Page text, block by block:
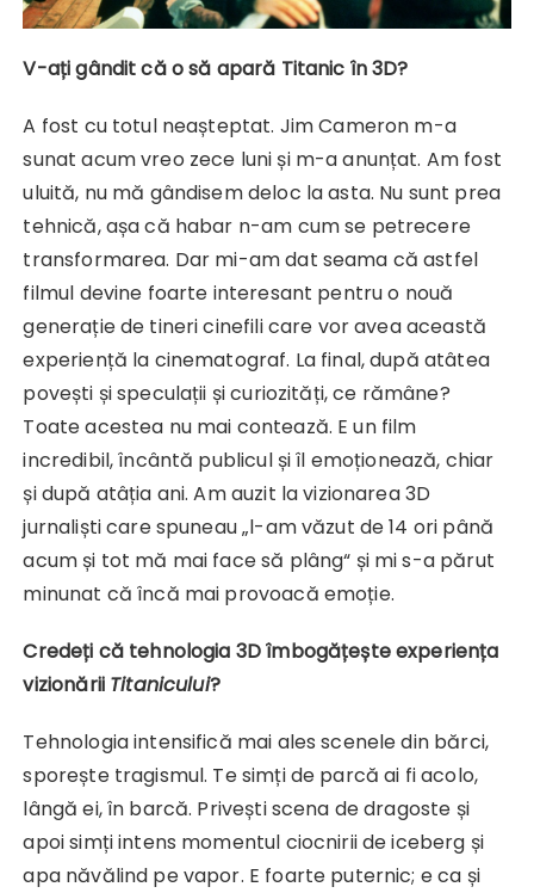
V-ați gândit că o să apară Titanic în 3D?
A fost cu totul neașteptat. Jim Cameron m-a
sunat acum vreo zece luni și m-a anunțat. Am fost
uluită, nu mă gândisem deloc la asta. Nu sunt prea
tehnică, așa că habar n-am cum se petrecere
transformarea. Dar mi-am dat seama că astfel
filmul devine foarte interesant pentru o nouă
generație de tineri cinefili care vor avea această
experiență la cinematograf. La final, după atâtea
povești și speculații și curiozități, ce rămâne?
Toate acestea nu mai contează. E un film
incredibil, încântă publicul și îl emoționează, chiar
și după atâția ani. Am auzit la vizionarea 3D
jurnaliști care spuneau „l-am văzut de 14 ori până
acum și tot mă mai face să plâng“ și mi s-a părut
minunat că încă mai provoacă emoție.
Credeți că tehnologia 3D îmbogățește experiența
vizionării Titanicului?
Tehnologia intensifică mai ales scenele din bărci,
sporește tragismul. Te simți de parcă ai fi acolo,
lângă ei, în barcă. Privești scena de dragoste și
apoi simți intens momentul ciocnirii de iceberg și
apa năvălind pe vapor. E foarte puternic; e ca și